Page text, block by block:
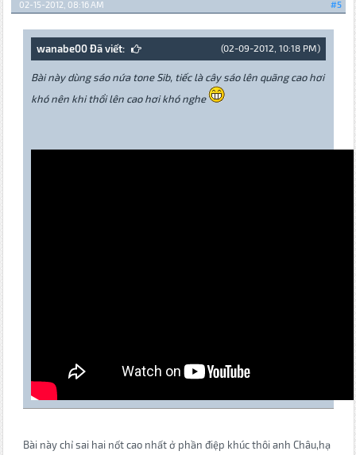
#5
02-15-2012, 08:16 AM
(02-09-2012, 10:18 PM)
wanabe00 Đã viết:
Bài này dùng sáo nứa tone Sib, tiếc là cây sáo lên quãng cao hơi
khó nên khi thổi lên cao hơi khó nghe
Bài này chỉ sai hai nốt cao nhất ở phần điệp khúc thôi anh Châu,hạ